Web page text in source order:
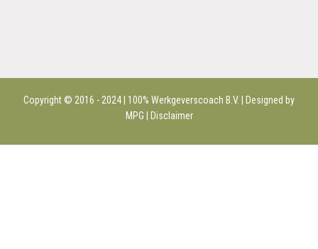
Copyright © 2016 - 2024 | 100% Werkgeverscoach B.V. | Designed by
MPG |
Disclaimer